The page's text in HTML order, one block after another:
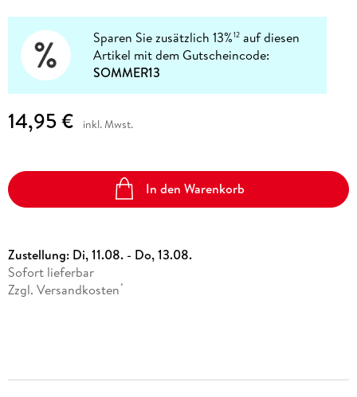
Sparen Sie zusätzlich 13%12 auf diesen
Artikel mit dem Gutscheincode:
SOMMER13
14,95 € inkl. Mwst.
In den Warenkorb
Zustellung: Di, 11.08. - Do, 13.08.
Sofort lieferbar
Zzgl. Versandkosten *